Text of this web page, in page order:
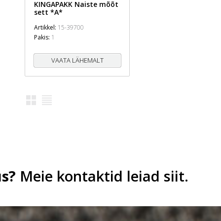
KINGAPAKK Naiste mõõt
sett *A*
Artikkel: 15-39700
Pakis: 1
VAATA LÄHEMALT
Meie kontaktid leiad siit.